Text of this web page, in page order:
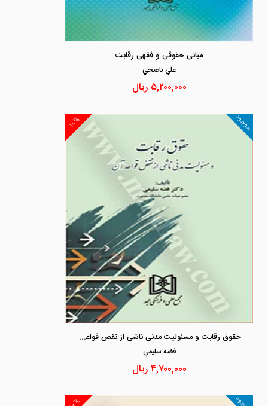
مبانی حقوقی و فقهی رقابت
علي ناصحي
۵,۲۰۰,۰۰۰ ریال
۱۰% موجود
حقوق رقابت و مسئولیت مدنی ناشی از نقض قواعد آن
فضه سليمي
۴,۷۰۰,۰۰۰ریال